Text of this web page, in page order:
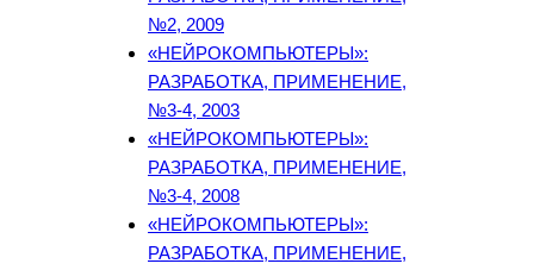
№2, 2009
«НЕЙРОКОМПЬЮТЕРЫ»:
РАЗРАБОТКА, ПРИМЕНЕНИЕ,
№3-4, 2003
«НЕЙРОКОМПЬЮТЕРЫ»:
РАЗРАБОТКА, ПРИМЕНЕНИЕ,
№3-4, 2008
«НЕЙРОКОМПЬЮТЕРЫ»:
РАЗРАБОТКА, ПРИМЕНЕНИЕ,